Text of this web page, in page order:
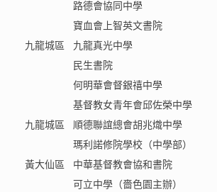
路德會協同中學
寶血會上智英文書院
九龍城區
九龍真光中學
民生書院
何明華會督銀禧中學
基督教女青年會邱佐榮中學
九龍城區
順德聯誼總會胡兆熾中學
瑪利諾修院學校（中學部）
黃大仙區
中華基督教會協和書院
可立中學（嗇色園主辦）